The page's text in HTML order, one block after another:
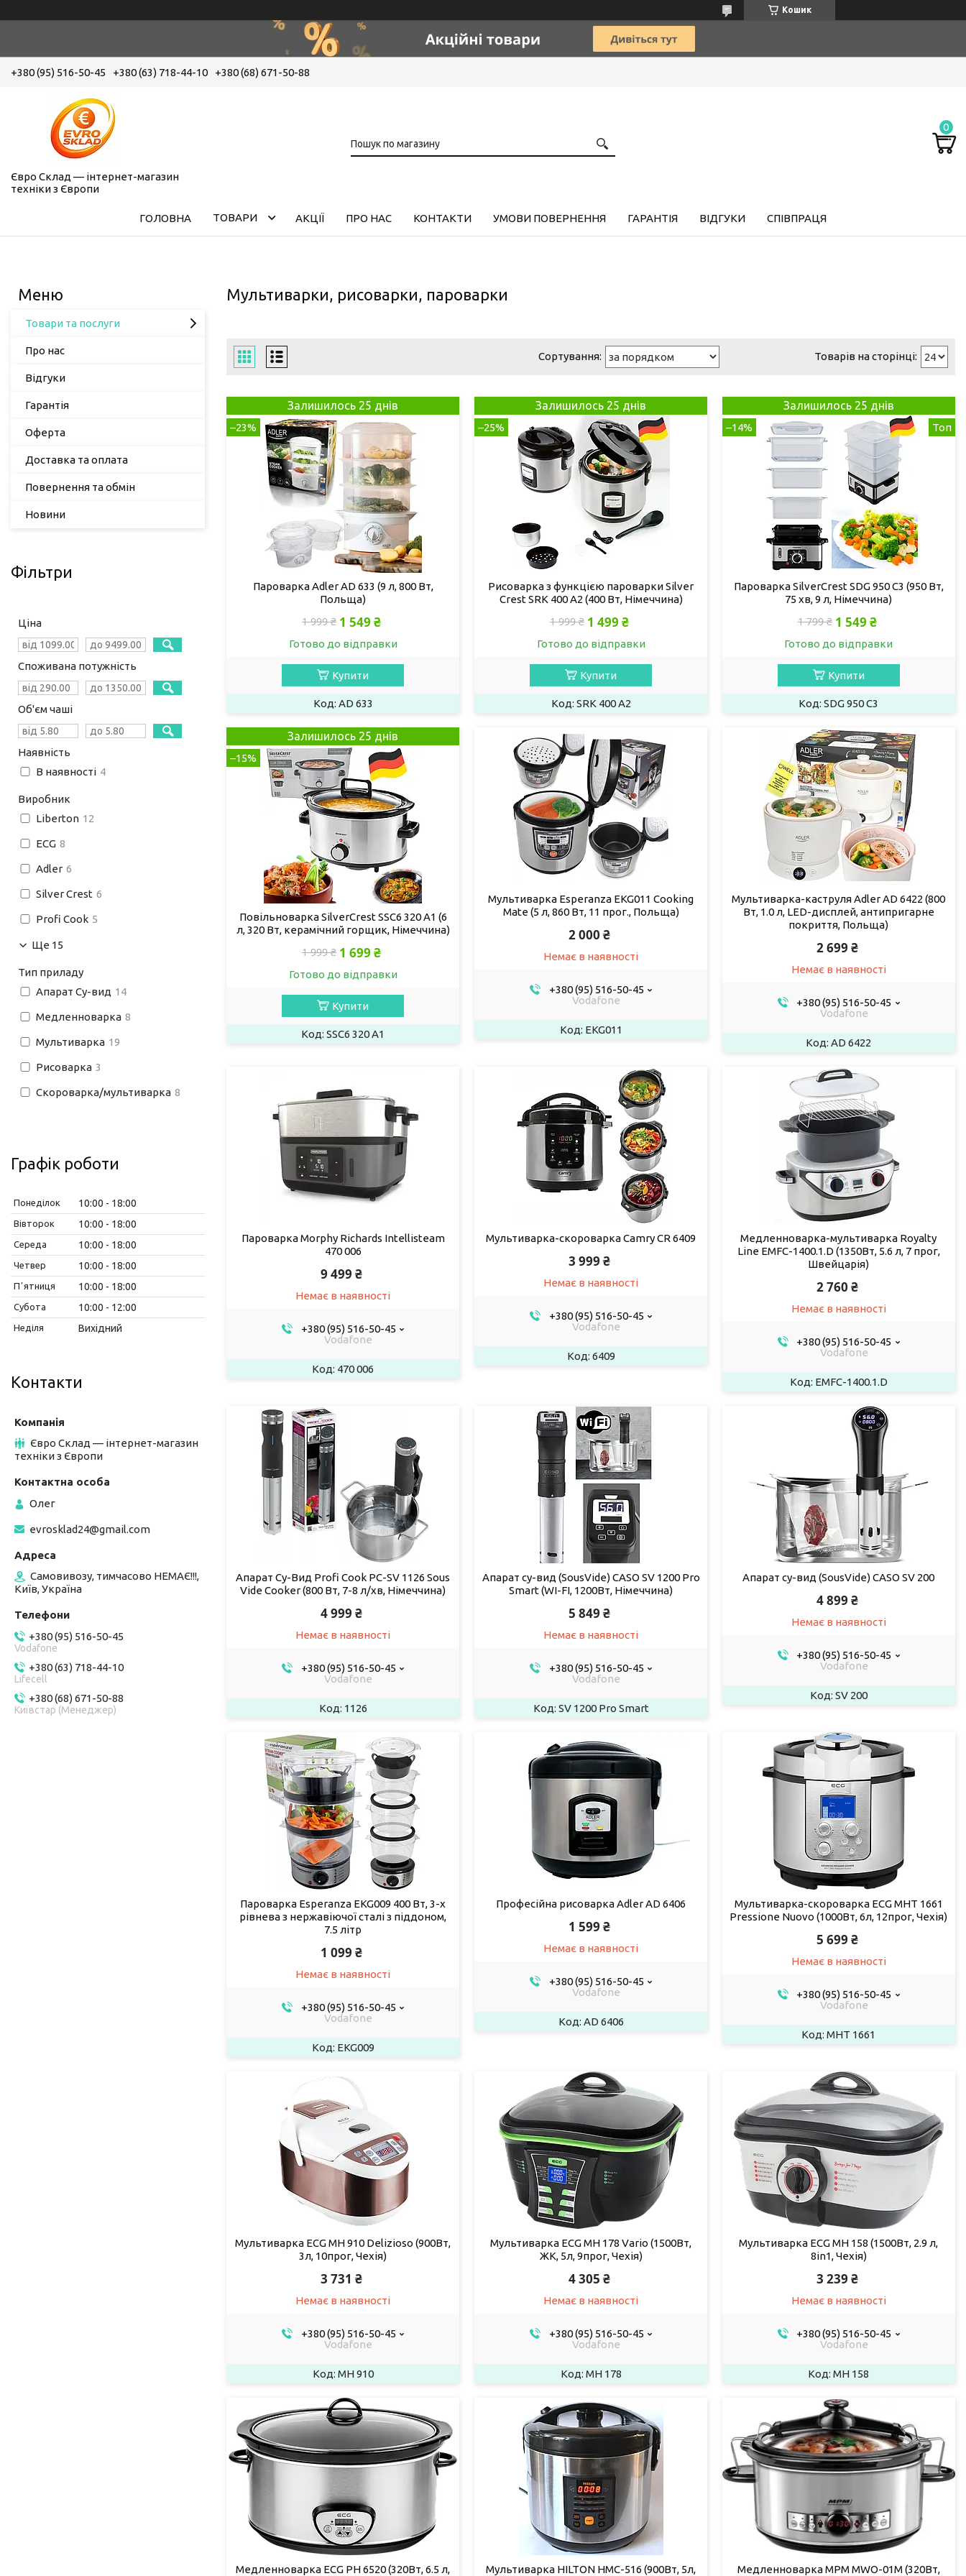
Кошик
+380 (95) 516-50-45 +380 (63) 718-44-10 +380 (68) 671-50-88
Євро Склад — інтернет-магазин
техніки з Європи
ГОЛОВНА ТОВАРИ АКЦІЇ ПРО НАС КОНТАКТИ УМОВИ ПОВЕРНЕННЯ ГАРАНТІЯ ВІДГУКИ СПІВПРАЦЯ
Мультиварки, рисоварки, пароварки
Залишилось 25 днів
–23%
Пароварка Adler AD 633 (9 л, 800 Вт,
Польща)
1 999 ₴ 1 549 ₴
Готово до відправки
Купити
AD 633
Залишилось 25 днів
–25%
Рисоварка з функцією пароварки Silver
Crest SRK 400 A2 (400 Вт, Німеччина)
1 999 ₴ 1 499 ₴
Готово до відправки
Купити
SRK 400 A2
Залишилось 25 днів
–14% Топ
Пароварка SilverCrest SDG 950 C3 (950 Вт,
75 хв, 9 л, Німеччина)
1 799 ₴ 1 549 ₴
Готово до відправки
Купити
SDG 950 C3
Залишилось 25 днів
–15%
Повільноварка SilverCrest SSC6 320 A1 (6
л, 320 Вт, керамічний горщик, Німеччина)
1 999 ₴ 1 699 ₴
Готово до відправки
Купити
SSC6 320 A1
Мультиварка Esperanza EKG011 Cooking
Mate (5 л, 860 Вт, 11 прог., Польща)
2 000 ₴
Немає в наявності
+380 (95) 516-50-45
Vodafone
EKG011
Мультиварка-каструля Adler AD 6422 (800
Вт, 1.0 л, LED-дисплей, антипригарне
покриття, Польща)
2 699 ₴
Немає в наявності
+380 (95) 516-50-45
Vodafone
AD 6422
Пароварка Morphy Richards Intellisteam
470 006
9 499 ₴
Немає в наявності
+380 (95) 516-50-45
Vodafone
470 006
Мультиварка-скороварка Camry CR 6409
3 999 ₴
Немає в наявності
+380 (95) 516-50-45
Vodafone
6409
Медленноварка-мультиварка Royalty
Line EMFC-1400.1.D (1350Вт, 5.6 л, 7 прог,
Швейцарія)
2 760 ₴
Немає в наявності
+380 (95) 516-50-45
Vodafone
EMFC-1400.1.D
Апарат Су-Вид Profi Cook PC-SV 1126 Sous
Vide Cooker (800 Вт, 7-8 л/хв, Німеччина)
4 999 ₴
Немає в наявності
+380 (95) 516-50-45
Vodafone
1126
Апарат су-вид (SousVide) CASO SV 1200 Pro
Smart (WI-FI, 1200Вт, Німеччина)
5 849 ₴
Немає в наявності
+380 (95) 516-50-45
Vodafone
SV 1200 Pro Smart
Апарат су-вид (SousVide) CASO SV 200
4 899 ₴
Немає в наявності
+380 (95) 516-50-45
Vodafone
SV 200
Пароварка Esperanza EKG009 400 Вт, 3-х
рівнева з нержавіючої сталі з піддоном,
7.5 літр
1 099 ₴
Немає в наявності
+380 (95) 516-50-45
Vodafone
EKG009
Професійна рисоварка Adler AD 6406
1 599 ₴
Немає в наявності
+380 (95) 516-50-45
Vodafone
AD 6406
Мультиварка-скороварка ECG MHT 1661
Pressione Nuovo (1000Вт, 6л, 12прог, Чехія)
5 699 ₴
Немає в наявності
+380 (95) 516-50-45
Vodafone
MHT 1661
Мультиварка ECG MH 910 Delizioso (900Вт,
3л, 10прог, Чехія)
3 731 ₴
Немає в наявності
+380 (95) 516-50-45
Vodafone
MH 910
Мультиварка ECG MH 178 Vario (1500Вт,
ЖК, 5л, 9прог, Чехія)
4 305 ₴
Немає в наявності
+380 (95) 516-50-45
Vodafone
MH 178
Мультиварка ECG MH 158 (1500Вт, 2.9 л,
8in1, Чехія)
3 239 ₴
Немає в наявності
+380 (95) 516-50-45
Vodafone
MH 158
Медленноварка ECG PH 6520 (320Вт, 6.5 л,
Мультиварка HILTON HMC-516 (900Вт, 5л,
Медленноварка MPM MWO-01M (320Вт,
Товари та послуги
Про нас
Відгуки
Гарантія
Оферта
Доставка та оплата
Повернення та обмін
Новини
Фільтри
Ціна
Споживана потужність
Об'єм чаші
Наявність
В наявності 4
Виробник
Liberton 12
ECG 8
Adler 6
Silver Crest 6
Profi Cook 5
Ще 15
Тип приладу
Апарат Су-вид 14
Медленноварка 8
Мультиварка 19
Рисоварка 3
Скороварка/мультиварка 8
Графік роботи
Понеділок 10:00 18:00
Вівторок 10:00 18:00
Середа 10:00 18:00
Четвер 10:00 18:00
Пʼятниця 10:00 18:00
Субота 10:00 12:00
Неділя Вихідний
Контакти
Євро Склад — інтернет-магазин
техніки з Європи
Олег
evrosklad24@gmail.com
Самовивозу, тимчасово НЕМАЄ!!!,
Київ, Україна
+380 (95) 516-50-45
Vodafone
+380 (63) 718-44-10
Lifecell
+380 (68) 671-50-88
Київстар (Менеджер)